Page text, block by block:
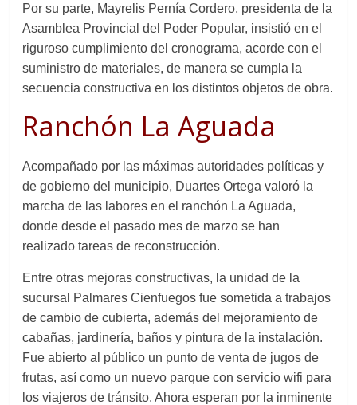
Por su parte, Mayrelis Pernía Cordero, presidenta de la
Asamblea Provincial del Poder Popular, insistió en el
riguroso cumplimiento del cronograma, acorde con el
suministro de materiales,de manera se cumpla la
secuencia constructiva en los distintos objetos de obra.
Ranchón La Aguada
Acompañado por las máximas autoridades políticas y
de gobierno del municipio, Duartes Ortega valoró la
marcha de las labores en el ranchón La Aguada,
donde desde el pasado mes de marzo se han
realizado tareas de reconstrucción.
Entre otras mejoras constructivas, la unidadde la
sucursal Palmares Cienfuegosfue sometida a trabajos
de cambio de cubierta, además del mejoramiento de
cabañas, jardinería, baños y pintura de la instalación.
Fue abierto al público un punto de venta de jugos de
frutas,así como un nuevo parque con servicio wifi para
los viajerosde tránsito. Ahora esperan por la inminente